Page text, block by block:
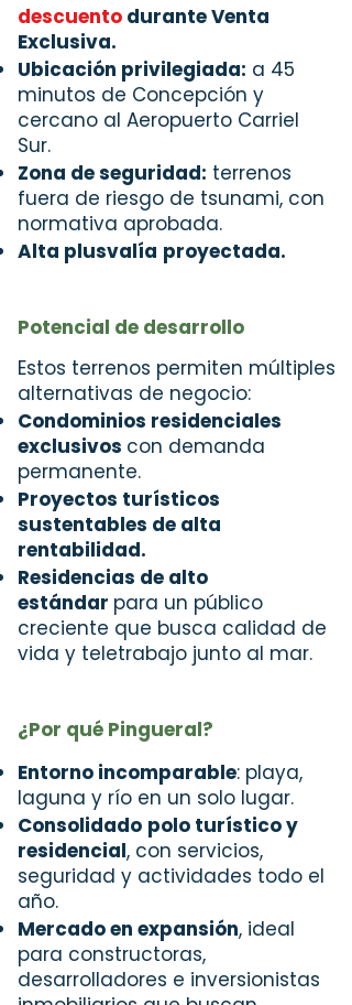
descuento durante Venta
Exclusiva.
Ubicación privilegiada: a 45
minutos de Concepción y
cercano al Aeropuerto Carriel
Sur.
Zona de seguridad: terrenos
fuera de riesgo de tsunami, con
normativa aprobada.
Alta plusvalía proyectada.
Potencial de desarrollo
Estos terrenos permiten múltiples
alternativas de negocio:
Condominios residenciales
exclusivos con demanda
permanente.
Proyectos turísticos
sustentables de alta
rentabilidad.
Residencias de alto
estándar para un público
creciente que busca calidad de
vida y teletrabajo junto al mar.
¿Por qué Pingueral?
Entorno incomparable: playa,
laguna y río en un solo lugar.
Consolidado polo turístico y
residencial, con servicios,
seguridad y actividades todo el
año.
Mercado en expansión, ideal
para constructoras,
desarrolladores e inversionistas